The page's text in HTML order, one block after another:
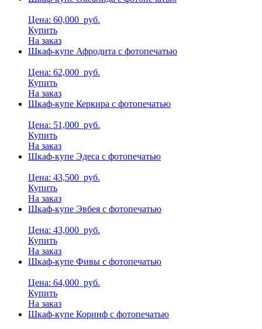
Цена: 60,000 руб.
Купить
На заказ
Шкаф-купе Афродита с фотопечатью
Цена: 62,000 руб.
Купить
На заказ
Шкаф-купе Керкира с фотопечатью
Цена: 51,000 руб.
Купить
На заказ
Шкаф-купе Эдеса с фотопечатью
Цена: 43,500 руб.
Купить
На заказ
Шкаф-купе Эвбея с фотопечатью
Цена: 43,000 руб.
Купить
На заказ
Шкаф-купе Фивы с фотопечатью
Цена: 64,000 руб.
Купить
На заказ
Шкаф-купе Коринф с фотопечатью